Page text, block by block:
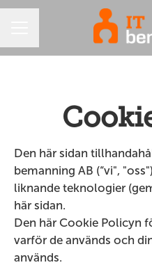
Den här sidan
bemanning AB (“vi",
liknande teknologier
här sidan.
Den här Cookie Policyn
varför de används och
används.